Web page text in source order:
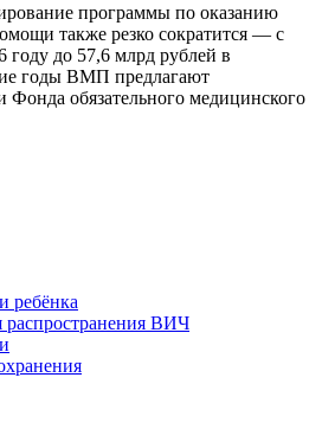
программы по оказанию
также резко сократится — с
году до 57,6 млрд рублей в
годы ВМП предлагают
Фонда обязательного медицинского
ребёнка
распространения ВИЧ